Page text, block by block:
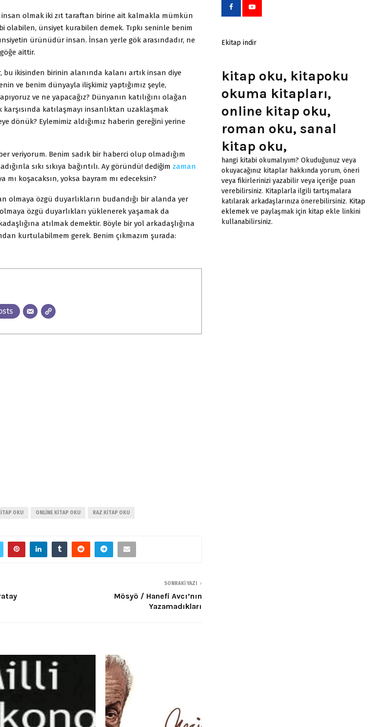
insan olmak iki zıt taraftan birine ait kalmakla mümkün
olabilen, ünsiyet kurabilen demek. Tıpkı seninle benim
ürünüdür insan. İnsan yerle gök arasındadır, ne
aittir.
bu ikisinden birinin alanında kalanı artık insan diye
ve benim dünyayla ilişkimiz yaptığımız şeyle,
ve ne yapacağız? Dünyanın katılığını olağan
karşısında katılaşmayı insanlıktan uzaklaşmak
dönük? Eylemimiz aldığımız haberin gereğini yerine
veriyorum. Benim sadık bir haberci olup olmadığım
sıkı sıkıya bağıntılı. Ay göründü! dediğim zaman
mı koşacaksın, yoksa bayram mı edeceksin?
olmaya özgü duyarlıkların budandığı bir alanda yer
özgü duyarlıkları yüklenerek yaşamak da
atılmak demektir. Böyle bir yol arkadaşlığına
kurtulabilmem gerek. Benim çıkmazım şurada:
OKU ONLINE KITAP OKU RAZ KITAP OKU
SONRAKI YAZI
Mösyö / Hanefi Avcı’nın
Yazamadıkları
Ekitap indir
kitap oku, kitapoku
okuma kitapları,
online kitap oku,
roman oku, sanal
kitap oku,
hangi kitabi okumalıyım? Okuduğunuz veya
okuyacağınız kitaplar hakkında yorum, öneri
veya fikirlerinizi yazabilir veya içeriğe puan
verebilirsiniz. Kitaplarla ilgili tartışmalara
katılarak arkadaşlarınıza önerebilirsiniz. Kitap
eklemek ve paylaşmak için kitap ekle linkini
kullanabilirsiniz.